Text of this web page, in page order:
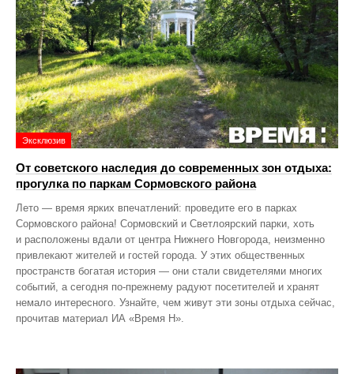
Эксклюзив
От советского наследия до современных зон отдыха:
прогулка по паркам Сормовского района
Лето — время ярких впечатлений: проведите его в парках
Сормовского района! Сормовский и Светлоярский парки, хоть
и расположены вдали от центра Нижнего Новгорода, неизменно
привлекают жителей и гостей города. У этих общественных
пространств богатая история — они стали свидетелями многих
событий, а сегодня по‑прежнему радуют посетителей и хранят
немало интересного. Узнайте, чем живут эти зоны отдыха сейчас,
прочитав материал ИА «Время Н».